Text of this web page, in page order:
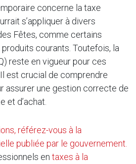
concerne la taxe
s’appliquer à divers
Fêtes, comme certains
courants. Toutefois, la
reste en vigueur pour ces
est crucial de comprendre
assurer une gestion correcte de
et d’achat.
référez-vous à la
publiée par le gouvernement.
en taxes à la